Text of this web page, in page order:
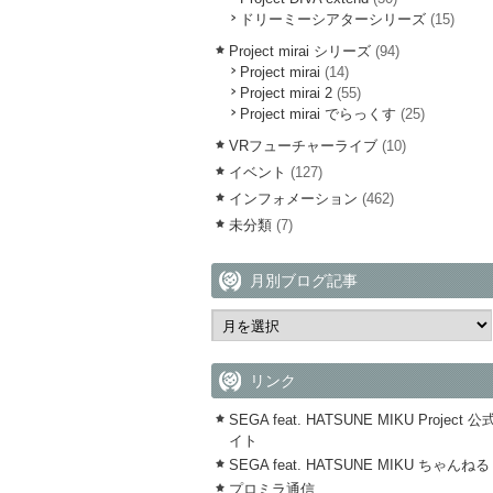
ドリーミーシアターシリーズ (15)
Project mirai シリーズ (94)
Project mirai (14)
Project mirai 2 (55)
Project mirai でらっくす (25)
VRフューチャーライブ (10)
イベント (127)
インフォメーション (462)
未分類 (7)
月別ブログ記事
リンク
SEGA feat. HATSUNE MIKU Project 公
イト
SEGA feat. HATSUNE MIKU ちゃんねる
プロミラ通信